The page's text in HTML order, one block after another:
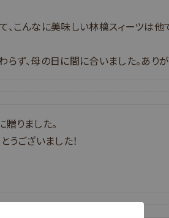
、こんなに美味しい林檎スィーツは
ず、母の日に間に合いました。あり
りました。
うございました！